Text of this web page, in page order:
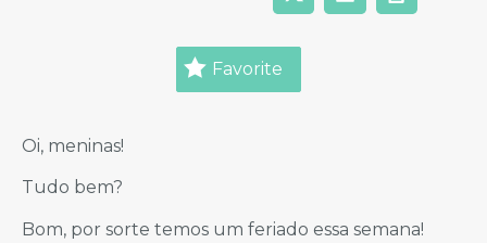
Favorite
Oi, meninas!
Tudo bem?
Bom, por sorte temos um feriado essa semana!